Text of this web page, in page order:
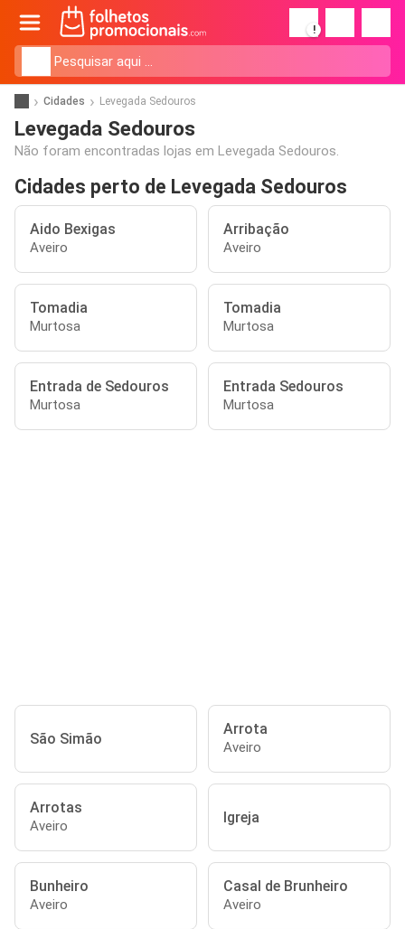
!
Cidades Levegada Sedouros
Levegada Sedouros
Não foram encontradas lojas em Levegada Sedouros.
Cidades perto de Levegada Sedouros
Aido Bexigas
Aveiro
Arribação
Aveiro
Tomadia
Murtosa
Tomadia
Murtosa
Entrada de Sedouros
Murtosa
Entrada Sedouros
Murtosa
São Simão
Arrota
Aveiro
Arrotas
Aveiro Igreja
Bunheiro
Aveiro
Casal de Brunheiro
Aveiro